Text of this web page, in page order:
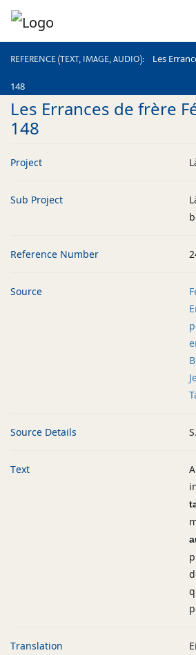
REFERENCE (TEXT, IMAGE, AUDIO) Les
148
REFERENCE (TEXT, IMAGE,
Les Errances de frère
148
Project
Sub Project
Reference Number
Source
Source Details
Text
Translation